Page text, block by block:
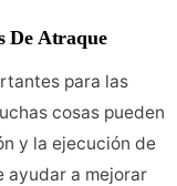
De Atraque
para las
cosas pueden
y la ejecución de
ayudar a mejorar